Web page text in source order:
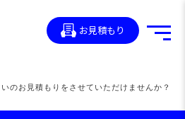
お見積もり
のお見積もりをさせていただけませんか？